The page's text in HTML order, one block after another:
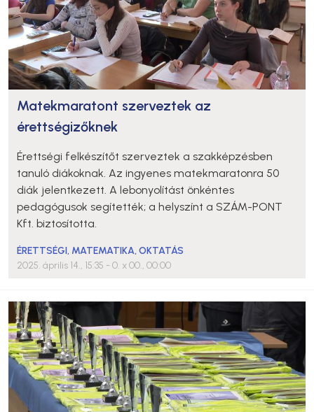
Matekmaratont szerveztek az
érettségizőknek
Érettségi felkészítőt szerveztek a szakképzésben
tanuló diákoknak. Az ingyenes matekmaratonra 50
diák jelentkezett. A lebonyolítást önkéntes
pedagógusok segítették; a helyszínt a SZÁM-PONT
Kft. biztosította.
ÉRETTSÉGI, MATEMATIKA,OKTATÁS
2025. április 14., 15:35 - 0. x 00., 00:00